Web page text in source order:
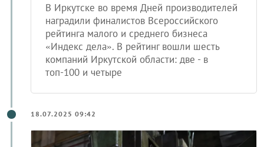
В Иркутске во время Дней производителей
наградили финалистов Всероссийского
рейтинга малого и среднего бизнеса
«Индекс дела». В рейтинг вошли шесть
компаний Иркутской области: две - в
топ-100 и четыре
18.07.2025 09:42